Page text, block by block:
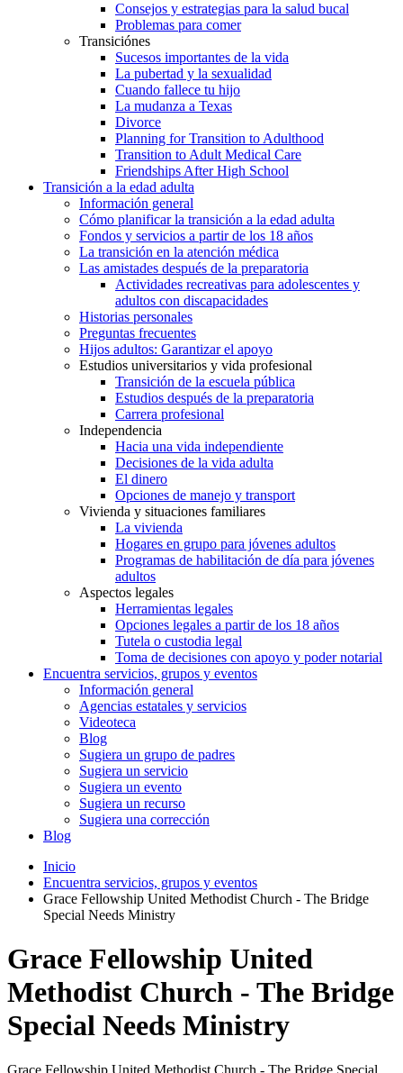
Consejos y estrategias para la salud bucal
Problemas para comer
Transiciónes
Sucesos importantes de la vida
La pubertad y la sexualidad
Cuando fallece tu hijo
La mudanza a Texas
Divorce
Planning for Transition to Adulthood
Transition to Adult Medical Care
Friendships After High School
Transición a la edad adulta
Información general
Cómo planificar la transición a la edad adulta
Fondos y servicios a partir de los 18 años
La transición en la atención médica
Las amistades después de la preparatoria
Actividades recreativas para adolescentes y
adultos con discapacidades
Historias personales
Preguntas frecuentes
Hijos adultos: Garantizar el apoyo
Estudios universitarios y vida profesional
Transición de la escuela pública
Estudios después de la preparatoria
Carrera profesional
Independencia
Hacia una vida independiente
Decisiones de la vida adulta
El dinero
Opciones de manejo y transport
Vivienda y situaciones familiares
La vivienda
Hogares en grupo para jóvenes adultos
Programas de habilitación de día para jóvenes
adultos
Aspectos legales
Herramientas legales
Opciones legales a partir de los 18 años
Tutela o custodia legal
Toma de decisiones con apoyo y poder notarial
Encuentra servicios, grupos y eventos
Información general
Agencias estatales y servicios
Videoteca
Blog
Sugiera un grupo de padres
Sugiera un servicio
Sugiera un evento
Sugiera un recurso
Sugiera una corrección
Blog
Inicio
Encuentra servicios, grupos y eventos
Grace Fellowship United Methodist Church - The Bridge
Special Needs Ministry
Grace Fellowship United
Methodist Church - The Bridge
Special Needs Ministry
Grace Fellowship United Methodist Church - The Bridge Special